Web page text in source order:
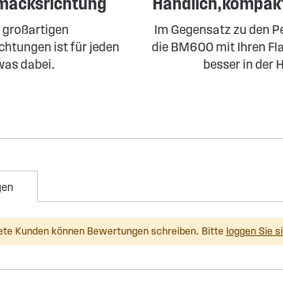
großartigen
ist für jeden
dabei.
Im Gegensatz zu den
die BM600 mit Ihren
besser in der
Kunden können Bewertungen schreiben. Bitte loggen Sie